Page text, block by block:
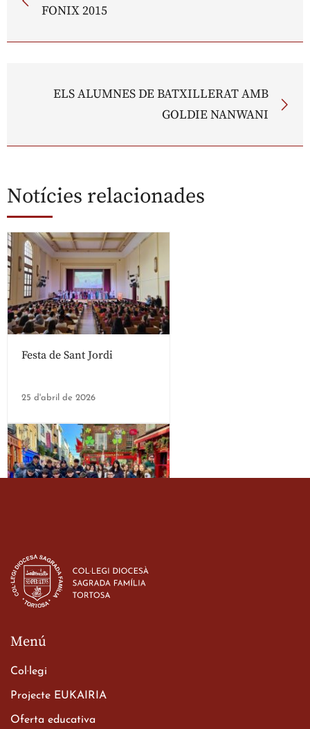
FONIX 2015
ELS ALUMNES DE BATXILLERAT AMB
GOLDIE NANWANI
Notícies relacionades
Festa de Sant Jordi
25 d'abril de 2026
d’ESO-BSD a Irlanda
23 de març de 2026
Menú
Col·legi
Projecte EUKAIRIA
Oferta educativa